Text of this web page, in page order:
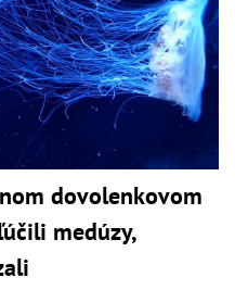
dovolenkovom
medúzy,